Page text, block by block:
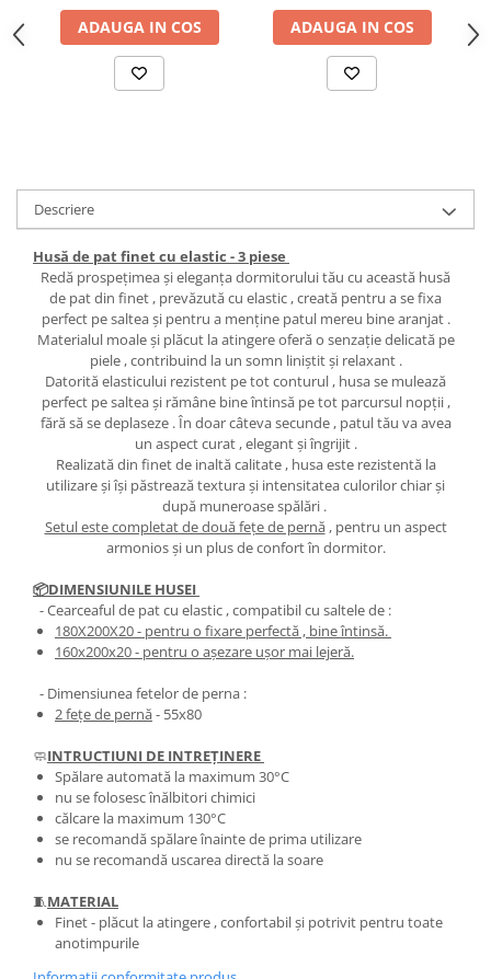
ADAUGA IN COS ADAUGA IN COS
Descriere
Husă de pat finet cu elastic - 3 piese
Redă prospețimea și eleganța dormitorului tău cu această husă
de pat din finet , prevăzută cu elastic , creată pentru a se fixa
perfect pe saltea și pentru a menține patul mereu bine aranjat .
Materialul moale și plăcut la atingere oferă o senzație delicată pe
piele , contribuind la un somn liniștit și relaxant .
Datorită elasticului rezistent pe tot conturul , husa se mulează
perfect pe saltea și rămâne bine întinsă pe tot parcursul nopții ,
fără să se deplaseze . În doar câteva secunde , patul tău va avea
un aspect curat , elegant și îngrijit .
Realizată din finet de inaltă calitate , husa este rezistentă la
utilizare și își păstrează textura și intensitatea culorilor chiar și
după muneroase spălări .
Setul este completat de două fețe de pernă, pentru un aspect
armonios și un plus de confort în dormitor.
📦DIMENSIUNILE HUSEI
- Cearceaful de pat cu elastic , compatibil cu saltele de :
180X200X20- pentru o fixare perfectă , bine întinsă.
​​​​160x200x20- pentru o așezare ușor mai lejeră.
- Dimensiunea fetelor de perna :
2 fețe de pernă- 55x80
🧼INTRUCTIUNI DE INTREȚINERE
Spălare automată la maximum 30°C
nu se folosesc înălbitori chimici
călcare la maximum 130°C
se recomandă spălare înainte de prima utilizare
nu se recomandă uscarea directă la soare
🧵MATERIAL
Finet - plăcut la atingere , confortabil și potrivit pentru toate
anotimpurile